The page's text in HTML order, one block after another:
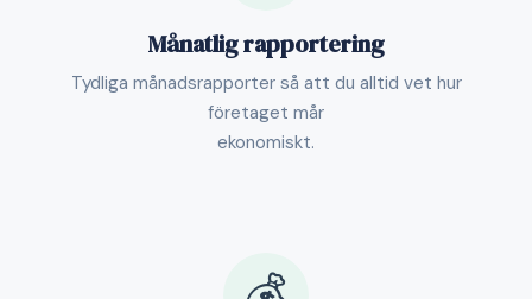
Månatlig rapportering
Tydliga månadsrapporter så att du alltid vet hur
företaget mår
ekonomiskt.